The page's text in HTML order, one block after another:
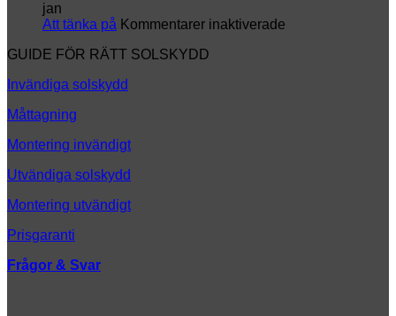
ny
jan
Att tänka på Kommentarer inaktiverade
GUIDE FÖR RÄTT SOLSKYDD
Invändiga solskydd
Måttagning
Montering invändigt
Utvändiga solskydd
Montering utvändigt
Prisgaranti
Frågor & Svar